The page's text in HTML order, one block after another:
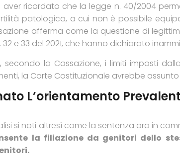
ricordato che la legge n. 40/2004
patologica, a cui non è possibile
afferma come la questione di
e 33 del 2021, che hanno dichiarato
secondo la Cassazione, i limiti imposti
la Corte Costituzionale avrebbe
L’orientamento
si noti altresì come la sentenza ora in
la filiazione da genitori dello